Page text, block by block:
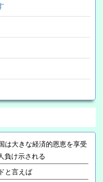
は大きな経済的恩恵を享受
負け示される
と言えば